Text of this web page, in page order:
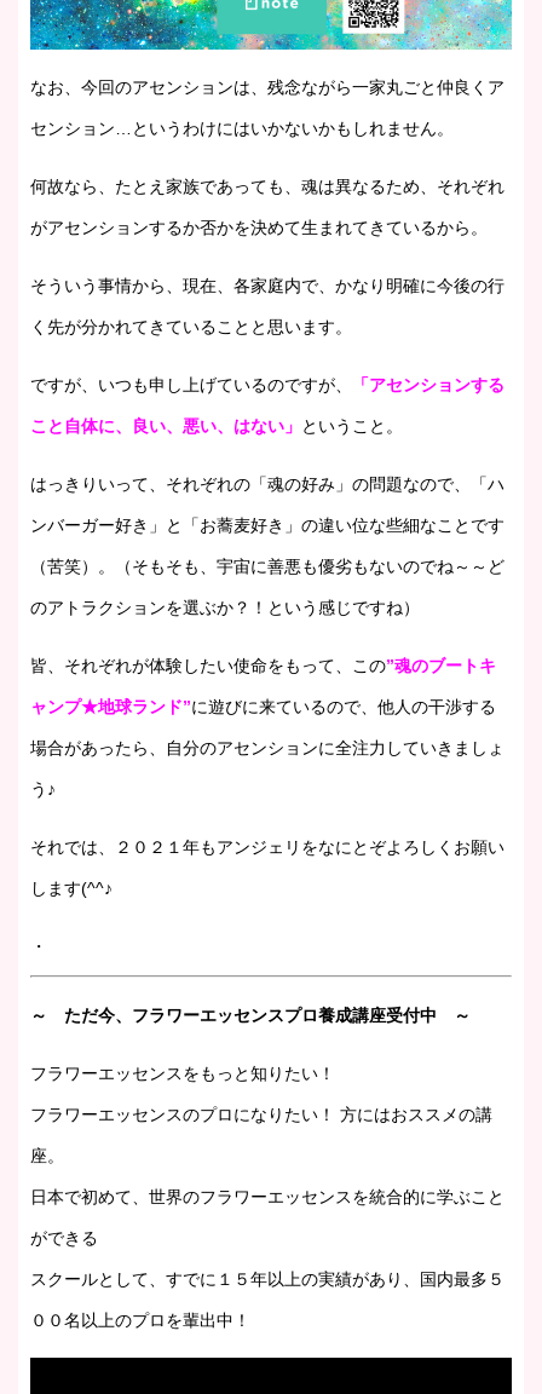
なお、今回のアセンションは、残念ながら一家丸ごと仲良くア
センション…というわけにはいかないかもしれません。
何故なら、たとえ家族であっても、魂は異なるため、それぞれ
がアセンションするか否かを決めて生まれてきているから。
そういう事情から、現在、各家庭内で、かなり明確に今後の行
く先が分かれてきていることと思います。
ですが、いつも申し上げているのですが、 「アセンションする
こと自体に、良い、悪い、はない」 ということ。
はっきりいって、それぞれの「魂の好み」の問題なので、「ハ
ンバーガー好き」と「お蕎麦好き」の違い位な些細なことです
（苦笑）。（そもそも、宇宙に善悪も優劣もないのでね～～ど
のアトラクションを選ぶか？！という感じですね）
皆、それぞれが体験したい使命をもって、この”魂のブートキ
ャンプ★地球ランド”に遊びに来ているので、他人の干渉する
場合があったら、自分のアセンションに全注力していきましょ
う♪
それでは、２０２１年もアンジェリをなにとぞよろしくお願い
します(^^♪
・
～ ただ今、フラワーエッセンスプロ養成講座受付中 ～
フラワーエッセンスをもっと知りたい！
フラワーエッセンスのプロになりたい！ 方にはおススメの講
座。
日本で初めて、世界のフラワーエッセンスを統合的に学ぶこと
ができる
スクールとして、すでに１５年以上の実績があり、国内最多５
００名以上のプロを輩出中！